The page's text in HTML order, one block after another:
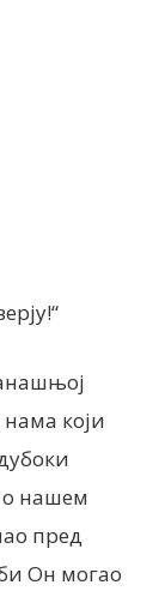
који
о нашем
пред
Он могао